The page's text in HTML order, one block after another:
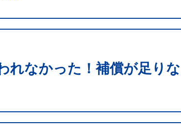
れなかった！補償が足り